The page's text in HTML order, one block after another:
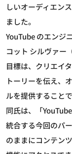
しいオーディエン
ました。
YouTube のエンジ
コット シルヴァー
目標は、クリエイ
トーリーを伝え、
ルを提供すること
同氏は、「
統合する今回のパ
のままにコンテン